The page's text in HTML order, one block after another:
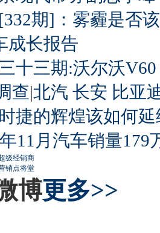
[332期]：雾霾是否
成长报告
十三期:沃尔沃
查|北汽 长安 比亚
捷的辉煌该如何延
11月汽车销量179
级经销商
销点将堂
博更多>>